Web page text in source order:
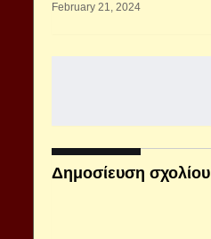
February 21, 2024
Δημοσίευση σχολίου